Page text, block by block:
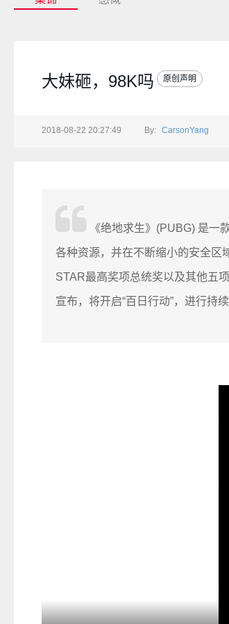
大妹砸，98K吗 原创声明
2018-08-22 20:27:49 By: CarsonYang
《绝地求生》(PUBG) 是一
各种资源，并在不断缩小的安全区
STAR最高奖项总统奖以及其他五
宣布，将开启“百日行动”，进行持